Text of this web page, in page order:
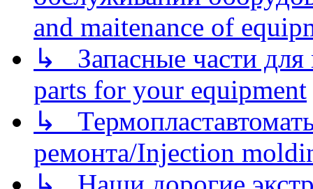
and maitenance of
↳ Запасные части для
parts for your equipment
↳
ремонта/Injection